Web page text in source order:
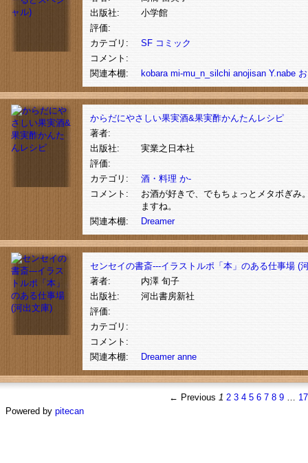
出版社:
小学館
評価:
カテゴリ:
SF コミック
コメント:
関連本棚:
kobara mi-mu_n_silchi anojisan Y.nabe
からだにやさしい果実酒&果実酢かんたんレシピ
著者:
出版社:
実業之日本社
評価:
カテゴリ:
酒・料理 か-
コメント:
お酒が好きで、でもちょっとメタボぎみ
ますね。
関連本棚:
Dreamer
センセイの書斎---イラストルポ「本」のある仕事場 (
著者:
内澤 旬子
出版社:
河出書房新社
評価:
カテゴリ:
コメント:
関連本棚:
Dreamer anne
← Previous 1 2 3 4 5 6 7 8 9 … 17
Powered by pitecan